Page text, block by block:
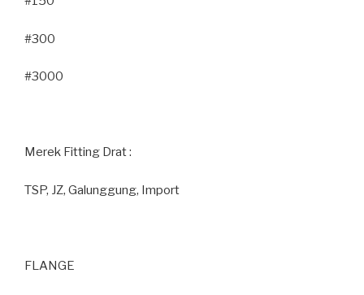
#300
#3000
Merek Fitting Drat :
TSP, JZ, Galunggung, Import
FLANGE